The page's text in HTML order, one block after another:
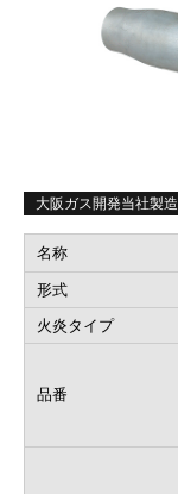
大阪ガス開発当社製造
名称
形式
火炎タイプ
品番